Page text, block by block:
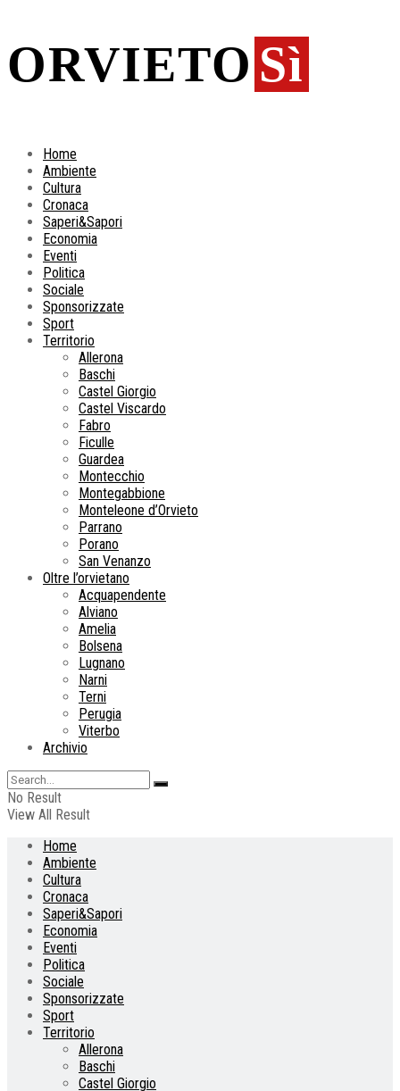
ORVIETO Sì
Home
Ambiente
Cultura
Cronaca
Saperi&Sapori
Economia
Eventi
Politica
Sociale
Sponsorizzate
Sport
Territorio
Allerona
Baschi
Castel Giorgio
Castel Viscardo
Fabro
Ficulle
Guardea
Montecchio
Montegabbione
Monteleone d’Orvieto
Parrano
Porano
San Venanzo
Oltre l’orvietano
Acquapendente
Alviano
Amelia
Bolsena
Lugnano
Narni
Terni
Perugia
Viterbo
Archivio
No Result
View All Result
Home
Ambiente
Cultura
Cronaca
Saperi&Sapori
Economia
Eventi
Politica
Sociale
Sponsorizzate
Sport
Territorio
Allerona
Baschi
Castel Giorgio